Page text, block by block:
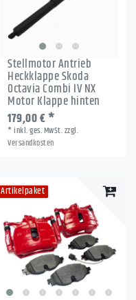
Stellmotor Antrieb
Heckklappe Skoda
Octavia Combi IV NX
Motor Klappe hinten
179,00 € *
*inkl. ges. MwSt.zzgl.
Versandkosten
Artikelpaket